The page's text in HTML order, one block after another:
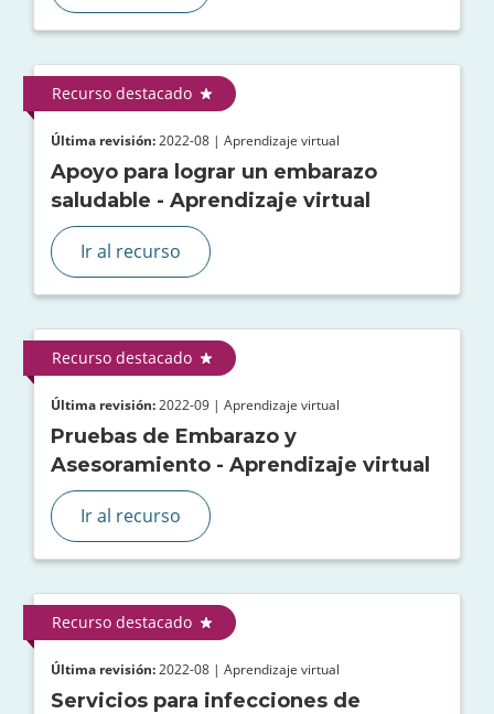
Recurso destacado
Última revisión: 2022-08 | Aprendizaje virtual
Apoyo para lograr un embarazo
saludable - Aprendizaje virtual
Ir al recurso
Recurso destacado
Última revisión: 2022-09 | Aprendizaje virtual
Pruebas de Embarazo y
Asesoramiento - Aprendizaje virtual
Ir al recurso
Recurso destacado
Última revisión: 2022-08 | Aprendizaje virtual
Servicios para infecciones de